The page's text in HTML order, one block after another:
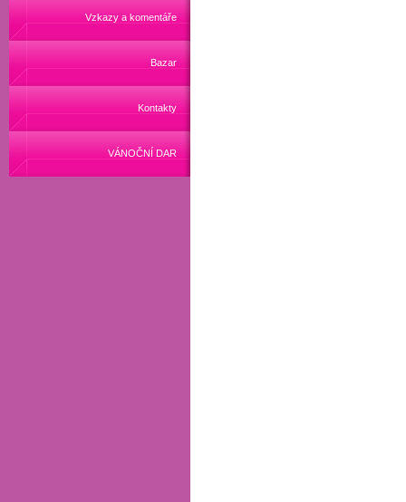
Vzkazy a komentáře
Bazar
Kontakty
VÁNOČNÍ DAR